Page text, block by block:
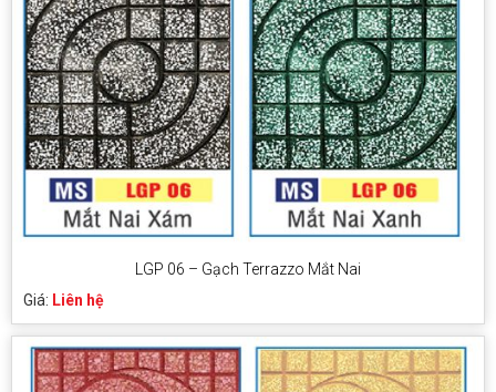
LGP 06 – Gạch Terrazzo Mắt Nai
Giá: Liên hệ